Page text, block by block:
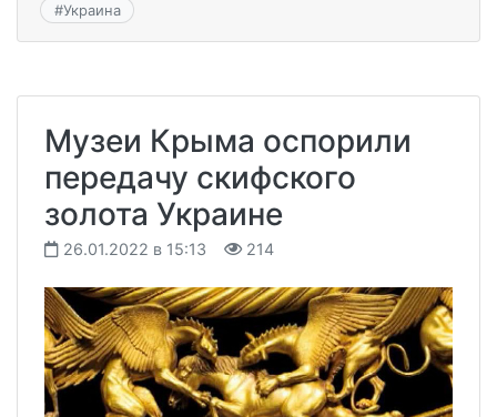
#Украина
Музеи Крыма оспорили
передачу скифского
золота Украине
26.01.2022 в 15:13 214